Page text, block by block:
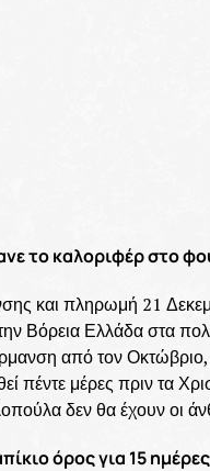
το καλοριφέρ στο
και πληρωμή 21
Βόρεια Ελλάδα στα
από τον
πέντε μέρες πριν τα
δεν θα έχουν οι
όρος για 15